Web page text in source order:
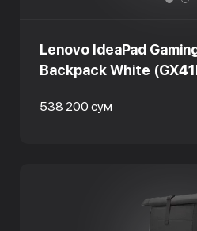
Lenovo IdeaPad
Backpack White
538 200 сум